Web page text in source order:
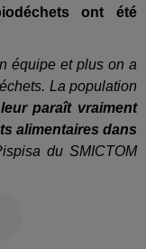
ont été
équipe et plus on a
La population
paraît vraiment
alimentaires dans
du SMICTOM